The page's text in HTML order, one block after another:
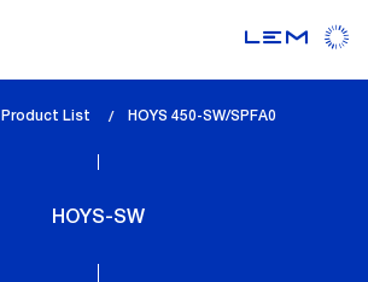
Product List
lem_current_page
HOYS 450-SW/SPFA0
HOYS-SW